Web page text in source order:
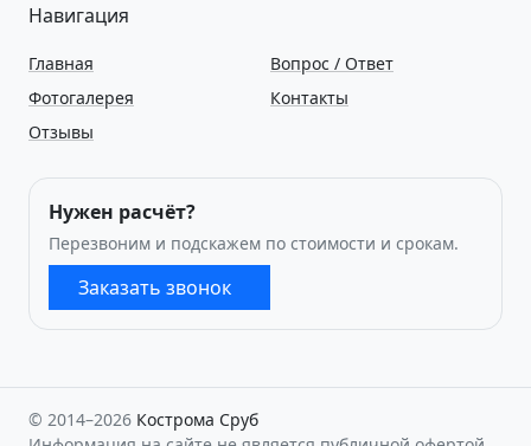
Навигация
Главная
Фотогалерея
Отзывы
Вопрос / Ответ
Контакты
Нужен расчёт?
Перезвоним и подскажем по стоимости и срокам.
Заказать звонок
© 2014–2026 Кострома Сруб